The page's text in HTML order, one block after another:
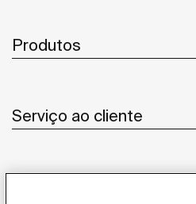
Produtos
Serviço ao cliente